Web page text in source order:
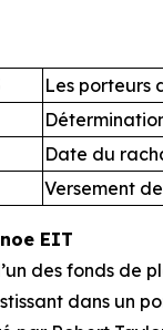
Les porteurs
Date du
Versement
EIT
des fonds
dans un